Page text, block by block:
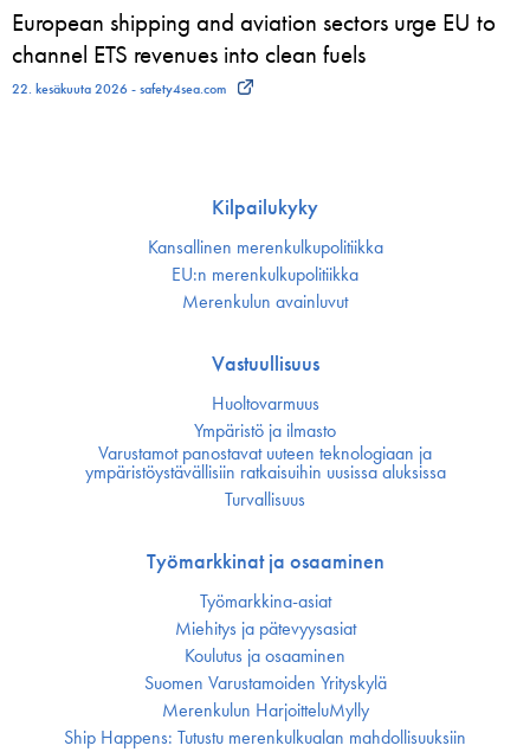
European shipping and aviation sectors urge EU to
channel ETS revenues into clean fuels
22. kesäkuuta 2026 - safety4sea.com
Kilpailukyky
Kansallinen merenkulku­politiikka
EU:n merenkulku­politiikka
Merenkulun avainluvut
Vastuullisuus
Huoltovarmuus
Ympäristö ja ilmasto
Varustamot panostavat uuteen teknologiaan ja
ympäristöystävällisiin ratkaisuihin uusissa aluksissa
Turvallisuus
Työmarkkinat ja osaaminen
Työmarkkina-asiat
Miehitys ja pätevyys­asiat
Koulutus ja osaaminen
Suomen Varustamoiden Yrityskylä
Merenkulun HarjoitteluMylly
Ship Happens: Tutustu merenkulkualan mahdollisuuksiin